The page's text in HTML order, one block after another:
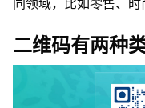
同领域，比如零售、时
二维码有两种